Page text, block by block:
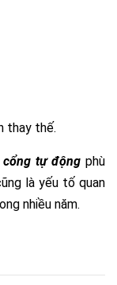
thay thế.
cổng tự động phù
là yếu tố quan
nhiều năm.